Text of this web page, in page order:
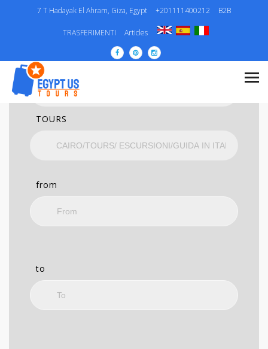
7 T Hadayak El Ahram, Giza, Egypt +201111400212 B2B
TRASFERIMENTI Articles
RICERCA
CATEGORIA..
TOURS
from
to